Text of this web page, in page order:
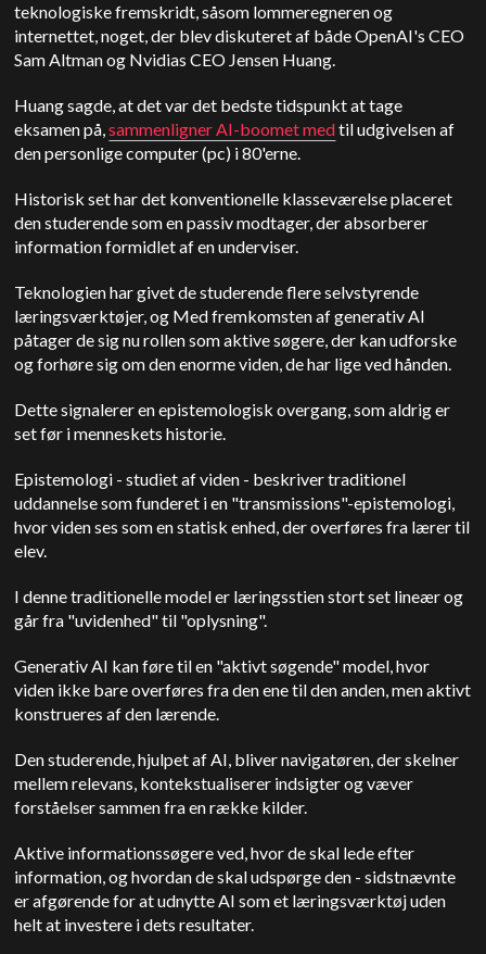
teknologiske fremskridt, såsom lommeregneren og
internettet, noget, der blev diskuteret af bådeOpenAI's CEO
Sam Altman og Nvidias CEO Jensen Huang.
Huang sagde, at det var det bedste tidspunkt at tage
eksamen på,sammenligner AI-boomet medtil udgivelsen af
den personlige computer (pc) i 80'erne.
Historisk set har det konventionelle klasseværelse placeret
den studerende som en passiv modtager, der absorberer
information formidlet af en underviser.
Teknologien har givet de studerende flere selvstyrende
læringsværktøjer, og Med fremkomsten af generativ AI
påtager de sig nu rollen som aktive søgere, der kan udforske
og forhøre sig om den enorme viden, de har lige ved hånden.
Dette signalerer en epistemologisk overgang, som aldrig er
set før i menneskets historie.
Epistemologi - studiet af viden - beskriver traditionel
uddannelse som funderet i en "transmissions"-epistemologi,
hvor viden ses som en statisk enhed, der overføres fra lærer til
elev.
I denne traditionelle model er læringsstien stort set lineær og
går fra "uvidenhed" til "oplysning".
Generativ AI kan føre til en "aktivt søgende" model, hvor
viden ikke bare overføres fra den ene til den anden, men aktivt
konstrueres af den lærende.
Den studerende, hjulpet af AI, bliver navigatøren, der skelner
mellem relevans, kontekstualiserer indsigter og væver
forståelser sammen fra en række kilder.
Aktive informationssøgere ved, hvor de skal lede efter
information, og hvordan de skal udspørge den - sidstnævnte
er afgørende for at udnytte AI som et læringsværktøj uden
helt at investere i dets resultater.